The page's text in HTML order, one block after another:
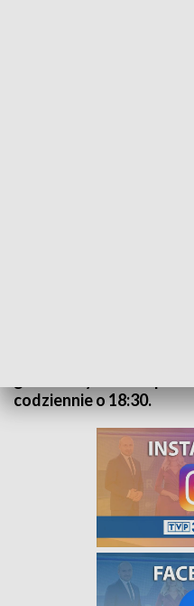
codziennie o 18:30.